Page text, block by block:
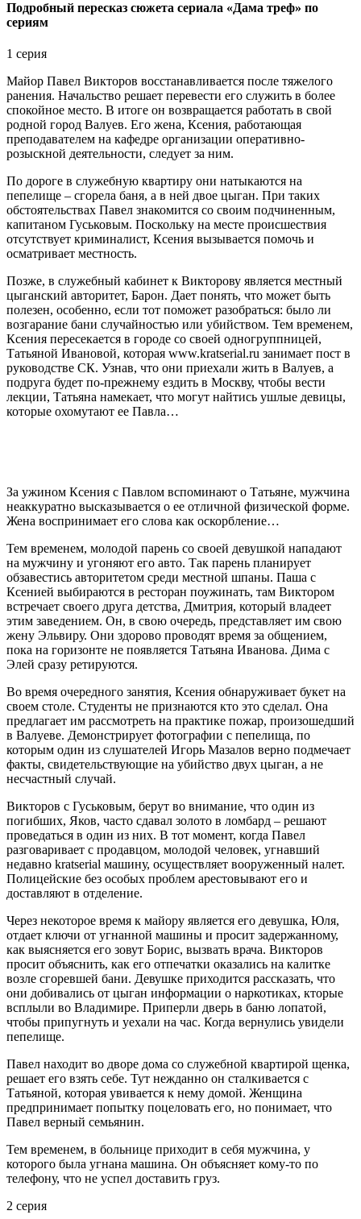
Подробный пересказ сюжета сериала «Дама треф» по
сериям
1 серия
Майор Павел Викторов восстанавливается после тяжелого
ранения. Начальство решает перевести его служить в более
спокойное место. В итоге он возвращается работать в свой
родной город Валуев. Его жена, Ксения, работающая
преподавателем на кафедре организации оперативно-
розыскной деятельности, следует за ним.
По дороге в служебную квартиру они натыкаются на
пепелище – сгорела баня, а в ней двое цыган. При таких
обстоятельствах Павел знакомится со своим подчиненным,
капитаном Гуськовым. Поскольку на месте происшествия
отсутствует криминалист, Ксения вызывается помочь и
осматривает местность.
Позже, в служебный кабинет к Викторову является местный
цыганский авторитет, Барон. Дает понять, что может быть
полезен, особенно, если тот поможет разобраться: было ли
возгарание бани случайностью или убийством. Тем временем,
Ксения пересекается в городе со своей одногруппницей,
Татьяной Ивановой, которая www.kratserial.ru занимает пост в
руководстве СК. Узнав, что они приехали жить в Валуев, а
подруга будет по-прежнему ездить в Москву, чтобы вести
лекции, Татьяна намекает, что могут найтись ушлые девицы,
которые охомутают ее Павла…
За ужином Ксения с Павлом вспоминают о Татьяне, мужчина
неаккуратно высказывается о ее отличной физической форме.
Жена воспринимает его слова как оскорбление…
Тем временем, молодой парень со своей девушкой нападают
на мужчину и угоняют его авто. Так парень планирует
обзавестись авторитетом среди местной шпаны. Паша с
Ксенией выбираются в ресторан поужинать, там Виктором
встречает своего друга детства, Дмитрия, который владеет
этим заведением. Он, в свою очередь, представляет им свою
жену Эльвиру. Они здорово проводят время за общением,
пока на горизонте не появляется Татьяна Иванова. Дима с
Элей сразу ретируются.
Во время очередного занятия, Ксения обнаруживает букет на
своем столе. Студенты не признаются кто это сделал. Она
предлагает им рассмотреть на практике пожар, произошедший
в Валуеве. Демонстрирует фотографии с пепелища, по
которым один из слушателей Игорь Мазалов верно подмечает
факты, свидетельствующие на убийство двух цыган, а не
несчастный случай.
Викторов с Гуськовым, берут во внимание, что один из
погибших, Яков, часто сдавал золото в ломбард – решают
проведаться в один из них. В тот момент, когда Павел
разговаривает с продавцом, молодой человек, угнавший
недавно kratserial машину, осуществляет вооруженный налет.
Полицейские без особых проблем арестовывают его и
доставляют в отделение.
Через некоторое время к майору является его девушка, Юля,
отдает ключи от угнанной машины и просит задержанному,
как выясняется его зовут Борис, вызвать врача. Викторов
просит объяснить, как его отпечатки оказались на калитке
возле сгоревшей бани. Девушке приходится рассказать, что
они добивались от цыган информации о наркотиках, кторые
всплыли во Владимире. Приперли дверь в баню лопатой,
чтобы припугнуть и уехали на час. Когда вернулись увидели
пепелище.
Павел находит во дворе дома со служебной квартирой щенка,
решает его взять себе. Тут нежданно он сталкивается с
Татьяной, которая увивается к нему домой. Женщина
предпринимает попытку поцеловать его, но понимает, что
Павел верный семьянин.
Тем временем, в больнице приходит в себя мужчина, у
которого была угнана машина. Он объясняет кому-то по
телефону, что не успел доставить груз.
2 серия